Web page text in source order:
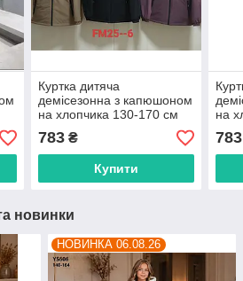
Куртка дитяча
демісезонна з капюшоном
на хлопчика 130-170 см
недорого від прямого
постачальника
783₴
Купити
на
783
новинки
НОВИНКА 06.08.26